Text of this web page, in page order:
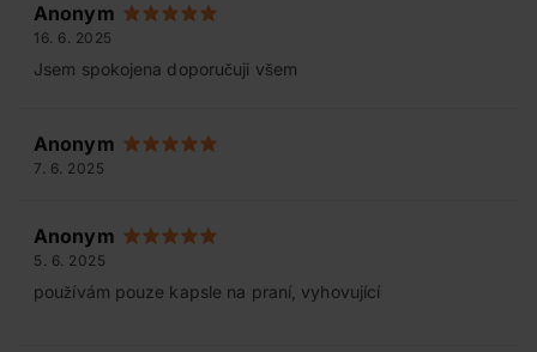
Anonym
16. 6. 2025
Jsem spokojena doporučuji všem
Anonym
7. 6. 2025
Anonym
5. 6. 2025
používám pouze kapsle na praní, vyhovující